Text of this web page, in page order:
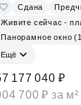
Сдана
Живите сейчас -
Панорамное окно
Ещё
177 040 ₽
700 ₽ за м²